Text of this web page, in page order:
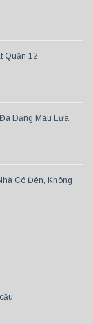
Quận 12
Dạng Màu Lựa
Có Đèn, Không